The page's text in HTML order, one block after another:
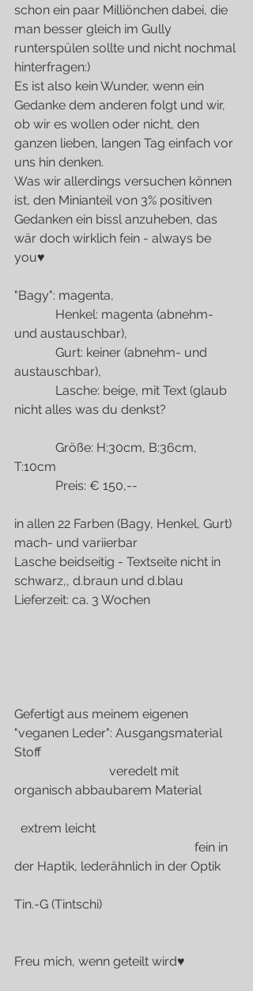
schon ein paar Milliönchen dabei, die
man besser gleich im Gully
runterspülen sollte und nicht nochmal
hinterfragen:)
Es ist also kein Wunder, wenn ein
Gedanke dem anderen folgt und wir,
ob wir es wollen oder nicht, den
ganzen lieben, langen Tag einfach vor
uns hin denken.
Was wir allerdings versuchen können
ist, den Minianteil von 3% positiven
Gedanken ein bissl anzuheben, das
wär doch wirklich fein - always be
you♥
"Bagy": magenta,
und austauschbar),
austauschbar),
nicht alles was du denkst?
T:10cm
             Preis: € 150,--
in allen 22 Farben (Bagy, Henkel, Gurt)
mach- und variierbar
Lasche beidseitig - Textseite nicht in
schwarz,, d.braun und d.blau
Lieferzeit: ca. 3 Wochen
Gefertigt aus meinem eigenen
"veganen Leder": Ausgangsmaterial
Stoff
                              veredelt mit
organisch abbaubarem Material
  extrem leicht
der Haptik, lederähnlich in der Optik
Tin.-G (Tintschi)
Freu mich, wenn geteilt wird♥